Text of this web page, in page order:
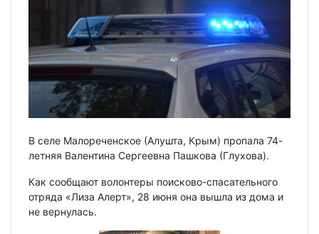
В селе Малореченское (Алушта, Крым) пропала 74-
летняя Валентина Сергеевна Пашкова (Глухова).
Как сообщают волонтеры поисково-спасательного
отряда «Лиза Алерт», 28 июня она вышла из дома и
не вернулась.